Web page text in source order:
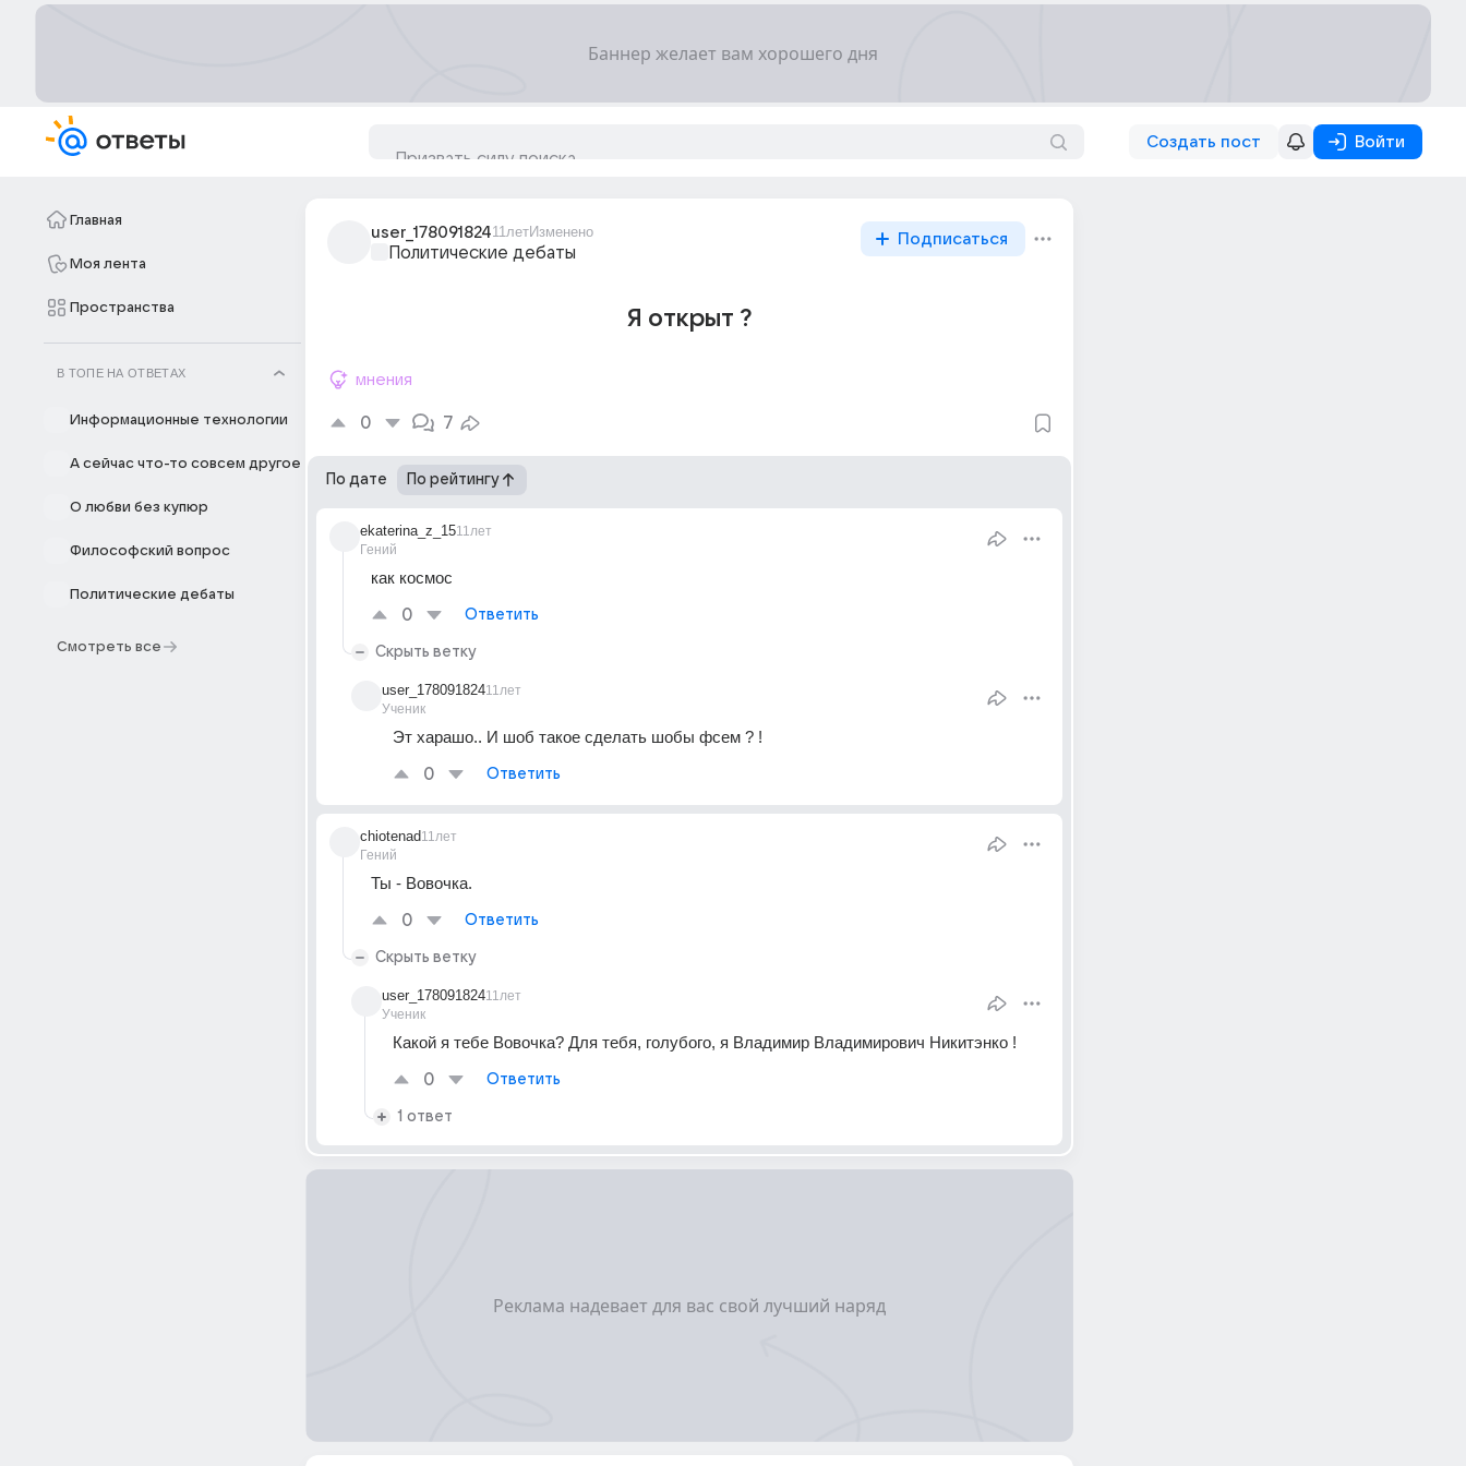
Создать пост Войти
Главная
Моя лента
Пространства
В ТОПЕ НА ОТВЕТАХ
Информационные технологии
А сейчас что-то совсем другое
О любви без купюр
Философский вопрос
Политические дебаты
Смотреть все
user_17809182411летИзменено
Политические дебаты
Подписаться
Я открыт ?
мнения
0 7
По дате По рейтингу
ekaterina_z_15
Гений
11лет
как космос
0 Ответить
Скрыть ветку
user_178091824
Ученик
11лет
Эт харашо.. И шоб такое сделать шобы фсем ? !
0 Ответить
chiotenad
Гений
11лет
Ты - Вовочка.
0 Ответить
Скрыть ветку
user_178091824
Ученик
11лет
Какой я тебе Вовочка? Для тебя, голубого, я Владимир Владимирович Никитэнко !
0 Ответить
1 ответ